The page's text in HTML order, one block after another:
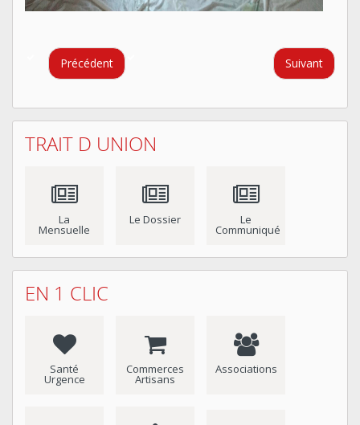
Précédent Suivant
TRAIT D UNION
La
Mensuelle
Le Dossier Le
Communiqué
EN 1 CLIC
Santé
Urgence
Commerces
Artisans
Associations